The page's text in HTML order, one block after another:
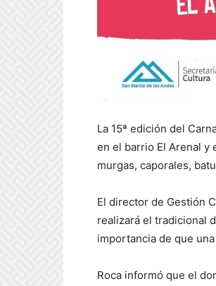
La 15ª edición del
en el barrio El Arenal y
murgas, caporales,
El director de Gestión
realizará el tradicional
importancia de que
Roca informó que el